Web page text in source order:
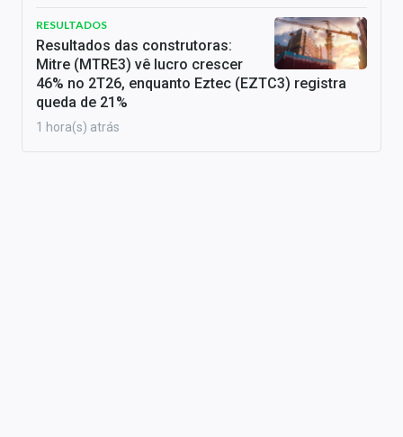
RESULTADOS
Resultados das construtoras:
Mitre (MTRE3) vê lucro crescer
46% no 2T26, enquanto Eztec (EZTC3) registra
queda de 21%
1 hora(s) atrás